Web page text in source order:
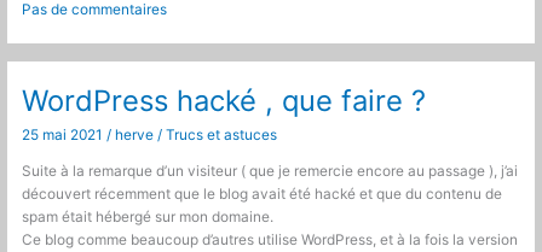
pour
visualiser
les
pdfs
dans
le
Pas de commentaires
WordPress hacké , que faire ?
25 mai 2021 / herve /Trucs et astuces
Suite à la remarque d’un visiteur ( que je remercie encore au passage ), j’ai
découvert récemment que le blog avait été hacké et que du contenu de
spam était hébergé sur mon domaine.
Ce blog comme beaucoup d’autres utilise WordPress, et à la fois la version